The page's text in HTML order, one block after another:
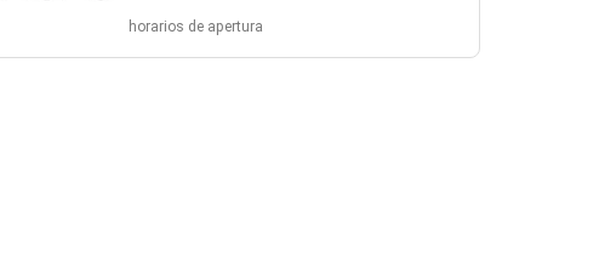
horarios de apertura